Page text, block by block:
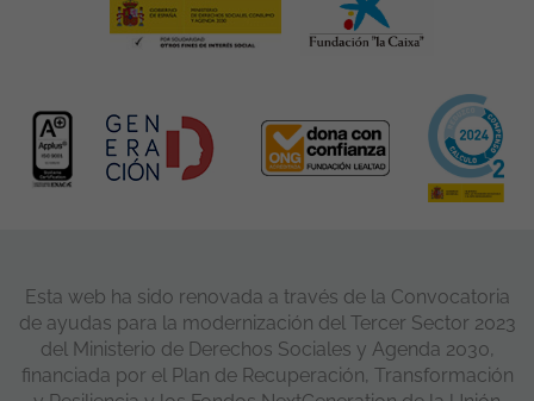
Esta web ha sido renovada a través de la Convocatoria
de ayudas para la modernización del Tercer Sector 2023
del Ministerio de Derechos Sociales y Agenda 2030,
financiada por el Plan de Recuperación, Transformación